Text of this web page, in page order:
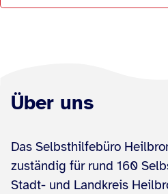
Über uns
Das Selbsthilfebüro
zuständig für rund 160
Stadt- und Landkreis